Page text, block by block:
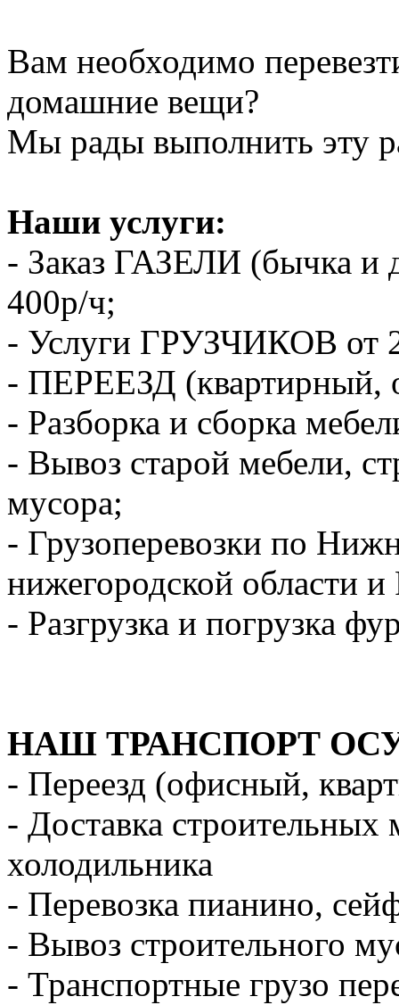
Вам необходимо
домашние вещи?
Мы рады выполнить эту
Наши услуги:
- Заказ ГАЗЕЛИ (бычка и
400р/ч;
- Услуги ГРУЗЧИКОВ от
- ПЕРЕЕЗД (квартирный,
- Разборка и сборка
- Вывоз старой мебели,
мусора;
- Грузоперевозки по
нижегородской области и
- Разгрузка и погрузка
НАШ ТРАНСПОРТ
- Переезд (офисный,
- Доставка
холодильника
- Перевозка пианино,
- Вывоз строительного
- Транспортные грузо